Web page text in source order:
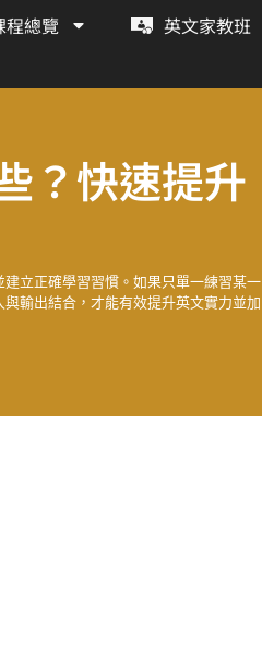
程總覽 英文家教班
？快速提升
立正確學習習慣。如果只單一練習某一
輸出結合，才能有效提升英文實力並加